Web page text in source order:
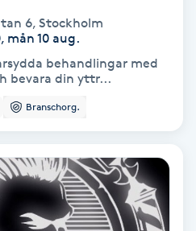
6, Stockholm
mån 10 aug.
behandlingar med
bevara din yttr...
Branschorg.